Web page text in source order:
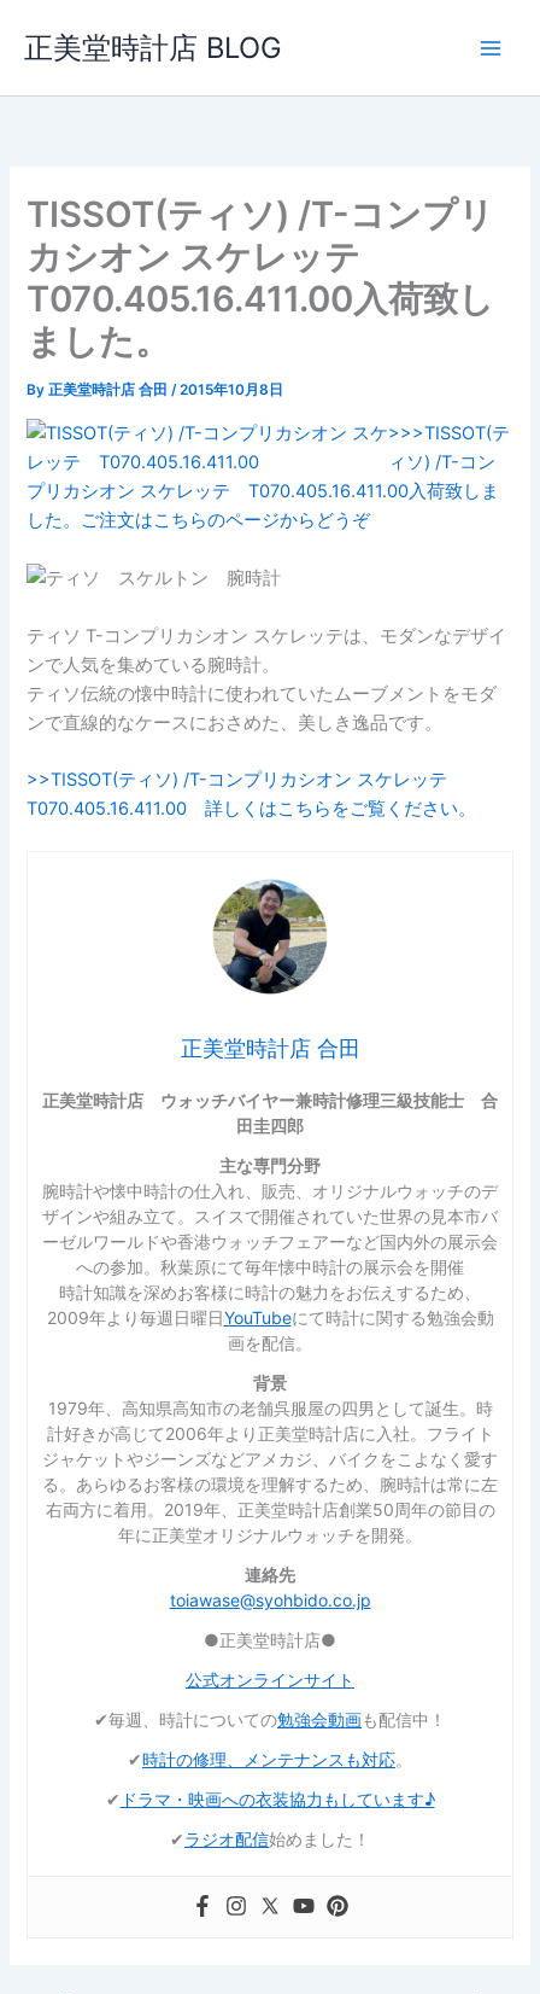
ス
正美堂時計店 BLOG
TISSOT(ティソ) /T-コンプリ
カシオン スケレッテ
T070.405.16.411.00入荷致し
ました。
By正美堂時計店 合田/2015年10月8日
>>>TISSOT(テ
ィソ) /T-コン
プリカシオン スケレッテ T070.405.16.411.00入荷致しま
した。ご注文はこちらのページからどうぞ
ティソ T-コンプリカシオン スケレッテは、モダンなデザイ
ンで人気を集めている腕時計。
ティソ伝統の懐中時計に使われていたムーブメントをモダ
ンで直線的なケースにおさめた、美しき逸品です。
>>TISSOT(ティソ) /T-コンプリカシオン スケレッテ
T070.405.16.411.00 詳しくはこちらをご覧ください。
正美堂時計店 合田
正美堂時計店 ウォッチバイヤー兼時計修理三級技能士 合
田圭四郎
主な専門分野
腕時計や懐中時計の仕入れ、販売、オリジナルウォッチのデ
ザインや組み立て。スイスで開催されていた世界の見本市バ
ーゼルワールドや香港ウォッチフェアーなど国内外の展示会
への参加。秋葉原にて毎年懐中時計の展示会を開催
時計知識を深めお客様に時計の魅力をお伝えするため、
2009年より毎週日曜日YouTubeにて時計に関する勉強会動
画を配信。
背景
1979年、高知県高知市の老舗呉服屋の四男として誕生。時
計好きが高じて2006年より正美堂時計店に入社。フライト
ジャケットやジーンズなどアメカジ、バイクをこよなく愛す
る。あらゆるお客様の環境を理解するため、腕時計は常に左
右両方に着用。2019年、正美堂時計店創業50周年の節目の
年に正美堂オリジナルウォッチを開発。
連絡先
toiawase@syohbido.co.jp
●正美堂時計店●
公式オンラインサイト
✔︎毎週、時計についての勉強会動画も配信中！
✔︎時計の修理、メンテナンスも対応。
✔︎ ドラマ・映画への衣装協力もしています♪
✔︎ラジオ配信始めました！